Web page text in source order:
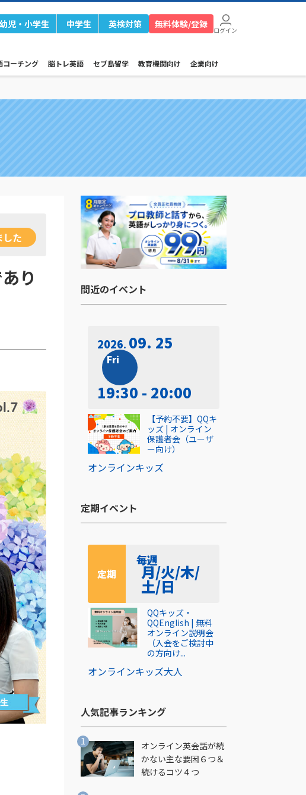
幼児・小学生 中学生 英検対策 無料体験/登録
ログイン
コーチング 脳トレ英語 セブ島留学 教育機関向け 企業向け
た
り
間近のイベント​
2026 09. 25
Fri
19:30 - 20:00
オンラインキッズ
【予約不要】QQキ
ッズ | オンライン
保護者会（ユーザ
ー向け）
定期イベント​
定期
毎週
月/火/木/
土/日
オンラインキッズ大人
QQキッズ・
QQEnglish | 無料
オンライン説明会
（入会をご検討中
の方向け...
人気記事ランキング​
オンライン英会話が続
かない主な要因６つ＆
続けるコツ４つ